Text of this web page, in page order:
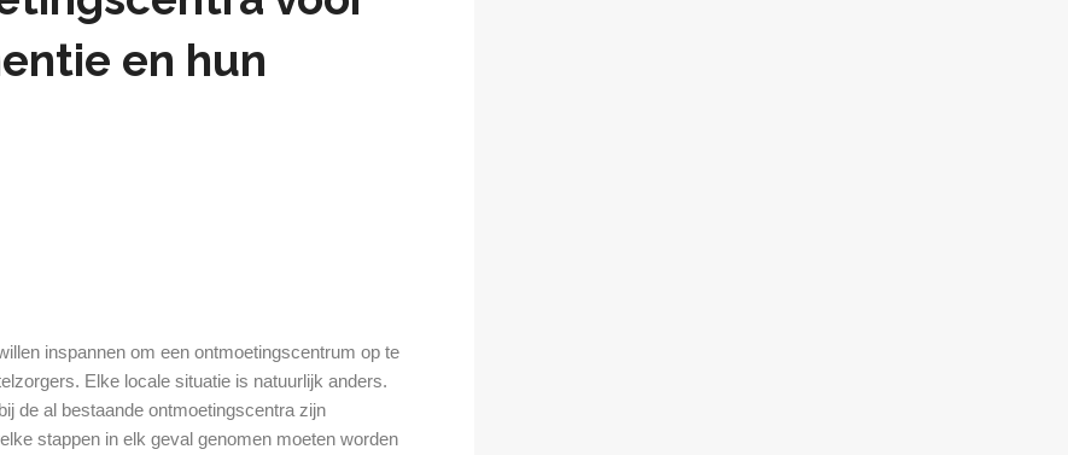
en hun
inspannen om een ontmoetingscentrum op te
Elke locale situatie is natuurlijk anders.
de al bestaande ontmoetingscentra zijn
stappen in elk geval genomen moeten worden